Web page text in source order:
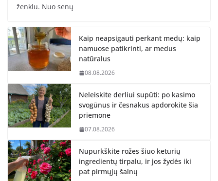
ženklu. Nuo senų
Kaip neapsigauti perkant medų: kaip
namuose patikrinti, ar medus
natūralus
08.08.2026
Neleiskite derliui supūti: po kasimo
svogūnus ir česnakus apdorokite šia
priemone
07.08.2026
Nupurkškite rožes šiuo keturių
ingredientų tirpalu, ir jos žydės iki
pat pirmųjų šalnų